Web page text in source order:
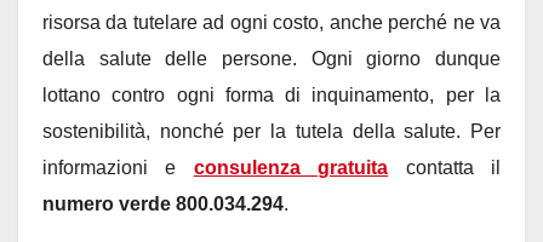
risorsa da tutelare ad ogni costo, anche perché ne va
della salute delle persone. Ogni giorno dunque
lottano contro ogni forma di inquinamento, per la
sostenibilità, nonché per la tutela della salute. Per
informazioni e consulenza gratuita contatta il
numero verde 800.034.294.